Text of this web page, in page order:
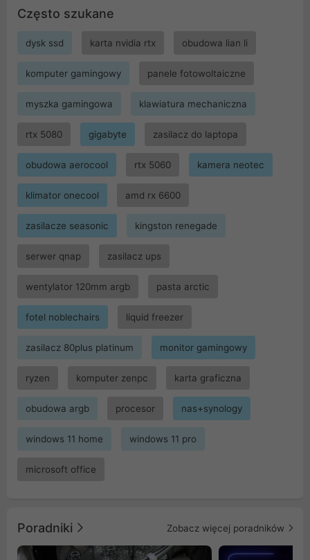
Często szukane
dysk ssd karta nvidia rtx obudowa lian li
komputer gamingowy panele fotowoltaiczne
myszka gamingowa klawiatura mechaniczna
rtx 5080 gigabyte zasilacz do laptopa
obudowa aerocool rtx 5060 kamera neotec
klimator onecool amd rx 6600
zasilacze seasonic kingston renegade
serwer qnap zasilacz ups
wentylator 120mm argb pasta arctic
fotel noblechairs liquid freezer
zasilacz 80plus platinum monitor gamingowy
ryzen komputer zenpc karta graficzna
obudowa argb procesor nas+synology
windows 11 home windows 11 pro
microsoft office
Poradniki Zobacz więcej poradników